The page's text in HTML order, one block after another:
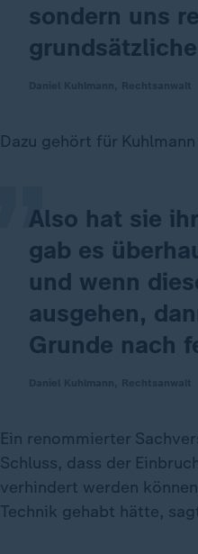
sondern uns
Dazu gehört für
Also hat sie
gab es
und wenn
ausgehen,
Grunde nach
„
Ein renommierter
Schluss, dass der
verhindert werden
Technik gehabt hätte,